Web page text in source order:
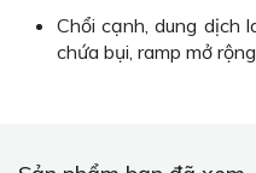
Chổi cạnh, dung dịch
chứa bụi, ramp mở